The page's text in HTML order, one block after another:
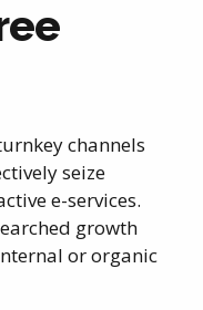
channels
seize
e-services.
growth
or organic